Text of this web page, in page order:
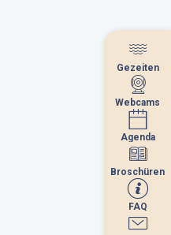
Gezeiten
Webcams
Agenda
Broschüren
FAQ